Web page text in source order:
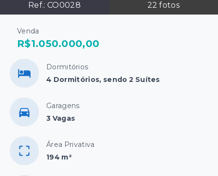
Ref.:CO0028 22 fotos
Venda
R$1.050.000,00
Dormitórios
4 Dormitórios, sendo 2 Suítes
Garagens
3 Vagas
Área Privativa
194 m²